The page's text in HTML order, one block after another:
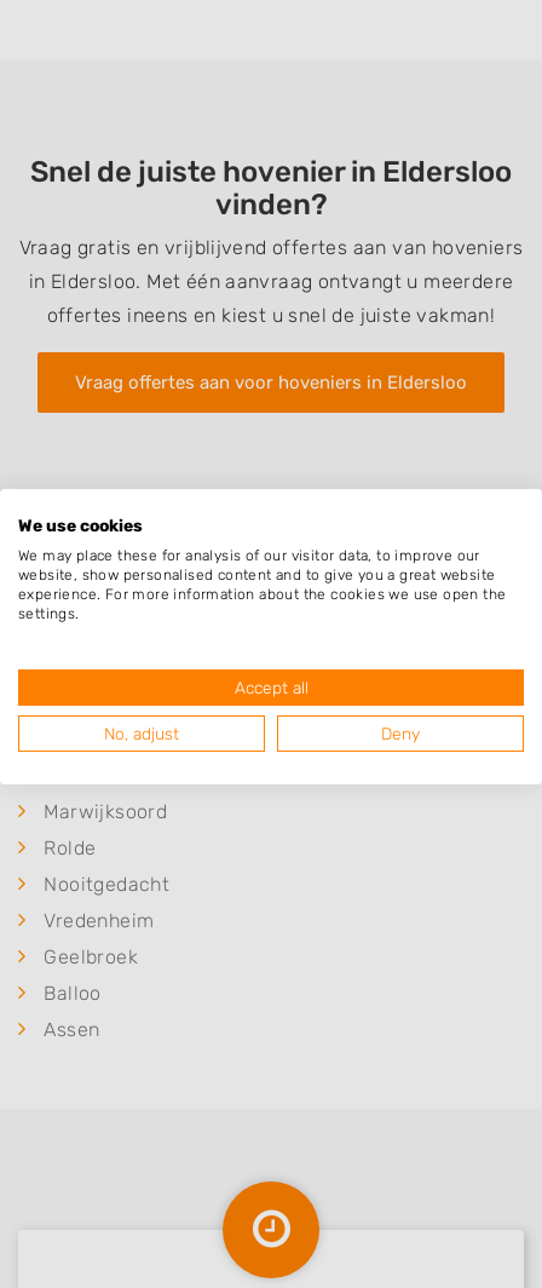
Snel de juiste hovenier in Eldersloo
vinden?
Vraag gratis en vrijblijvend offertes aan van hoveniers
in Eldersloo. Met één aanvraag ontvangt u meerdere
offertes ineens en kiest u snel de juiste vakman!
Vraag offertes aan voor hoveniers in Eldersloo
Plaatsen in de buurt
Ekehaar
Deurze
Eleveld
Marwijksoord
Rolde
Nooitgedacht
Vredenheim
Geelbroek
Balloo
Assen
We use cookies
We may place these for analysis of our visitor data, to improve our
website, show personalised content and to give you a great website
experience. For more information about the cookies we use open the
settings.
Accept all
No, adjust Deny